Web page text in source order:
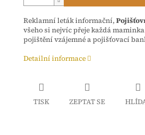
Reklamní leták informační,
všeho si nejvíc přeje každá
pojištění vzájemné a pojišťovací
Detailní informace
TISK ZEPTAT SE